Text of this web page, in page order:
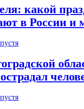
какой
в России и